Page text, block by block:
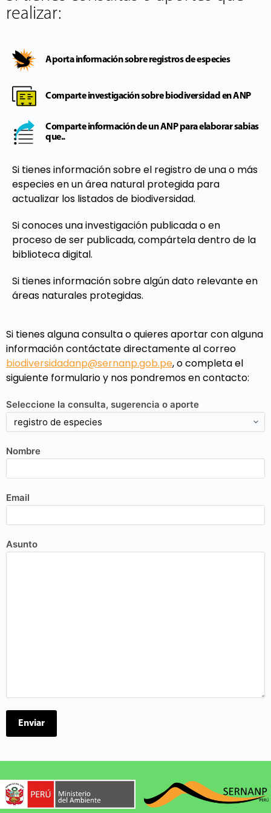
realizar:
Aporta información sobre registros de especies
Comparte investigación sobre biodiversidad en ANP
Comparte información de un ANP para elaborar sabias
que..
Si tienes información sobre el registro de una o más
especies en un área natural protegida para
actualizar los listados de biodiversidad.
Si conoces una investigación publicada o en
proceso de ser publicada, compártela dentro de la
biblioteca digital.
Si tienes información sobre algún dato relevante en
áreas naturales protegidas.
Si tienes alguna consulta o quieres aportar con alguna
información contáctate directamente al correo
biodiversidadanp@sernanp.gob.pe, o completa el
siguiente formulario y nos pondremos en contacto:
Seleccione la consulta, sugerencia o aporte
Nombre
Email
Asunto